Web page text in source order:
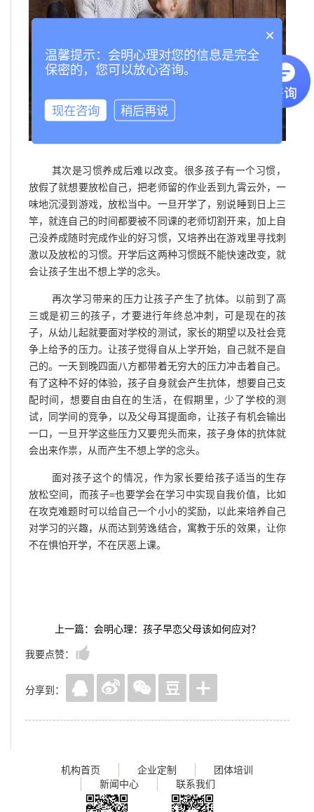
其次是习惯养成后难以改变。很多孩子有一个习惯，
放假了就想要放松自己，把老师留的作业丢到九霄云外，一
味地沉浸到游戏，放松当中。一旦开学了，别说睡到日上三
竿，就连自己的时间都要被不同课的老师切割开来，加上自
己没养成随时完成作业的好习惯，又培养出在游戏里寻找刺
激以及放松的习惯。开学后这两种习惯既不能快速改变，就
会让孩子生出不想上学的念头。
再次学习带来的压力让孩子产生了抗体。以前到了高
三或是初三的孩子，才要进行年终总冲刺，可是现在的孩
子，从幼儿起就要面对学校的测试，家长的期望以及社会竞
争上给予的压力。让孩子觉得自从上学开始，自己就不是自
己的。一天到晚四面八方都带着无穷大的压力冲击着自己。
有了这种不好的体验，孩子自身就会产生抗体，想要自己支
配时间，想要自由自在的生活，在假期里，少了学校的测
试，同学间的竞争，以及父母耳提面命，让孩子有机会输出
一口，一旦开学这些压力又要兜头而来，孩子身体的抗体就
会出来作祟，从而产生不想上学的念头。
面对孩子这个的情况，作为家长要给孩子适当的生存
放松空间，而孩子=也要学会在学习中实现自我价值，比如
在攻克难题时可以给自己一个小小的奖励，以此来培养自己
对学习的兴趣，从而达到劳逸结合，寓教于乐的效果，让你
不在惧怕开学，不在厌恶上课。
上一篇：会明心理：孩子早恋父母该如何应对？
我要点赞：
分享到：
机构首页 企业定制
团体培训
新闻中心
联系我们
×
温馨提示：会明心理对您的信息是完全
保密的，您可以放心咨询。
现在咨询 稍后再说